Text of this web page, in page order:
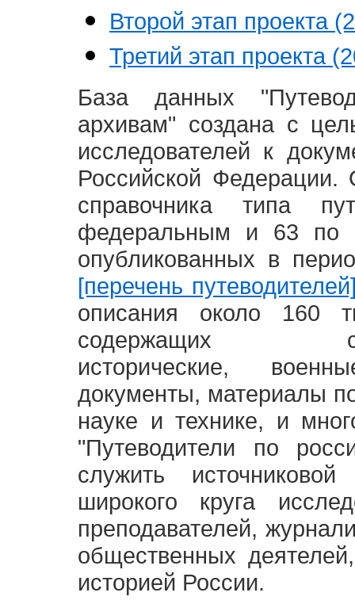
Второй этап проекта
Третий этап проекта
База данных
архивам" создана с
исследователей к
Российской
справочника типа
федеральным и 63 по
опубликованных в
[перечень
описания около 160
содержащих
исторические,
документы, материалы
науке и технике, и
"Путеводители по
служить
широкого круга
преподавателей,
общественных
историей России.